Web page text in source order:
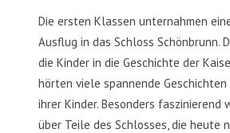
Die ersten Klassen unternahmen
Ausflug in das Schloss Schönbrunn.
die Kinder in die Geschichte der
hörten viele spannende
ihrer Kinder. Besonders faszinierend
über Teile des Schlosses, die heute